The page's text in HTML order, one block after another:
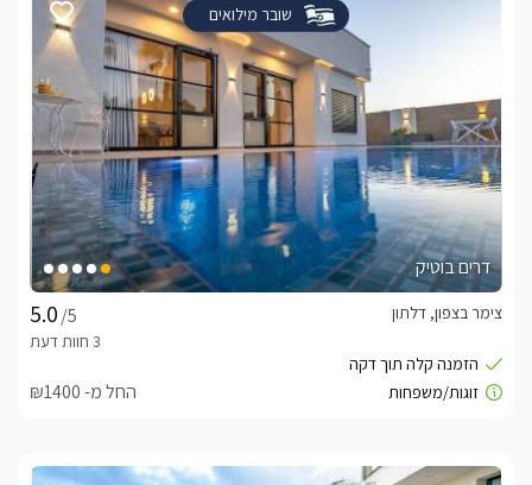
שובר מילואים
דרים בוטיק
/5
צימר בצפון, דלתון
החל מ- ₪1400